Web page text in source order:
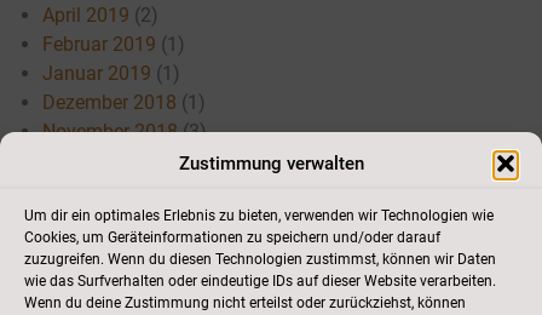
Zustimmung verwalten
Um dir ein optimales Erlebnis zu bieten, verwenden wir Technologien wie
Cookies, um Geräteinformationen zu speichern und/oder darauf
zuzugreifen. Wenn du diesen Technologien zustimmst, können wir Daten
wie das Surfverhalten oder eindeutige IDs auf dieser Website verarbeiten.
Wenn du deine Zustimmung nicht erteilst oder zurückziehst, können
April 2019 (2)
Februar 2019 (1)
Januar 2019 (1)
Dezember 2018 (1)
November 2018(3)
April 2018(3)
März 2018(1)
Januar 2018(1)